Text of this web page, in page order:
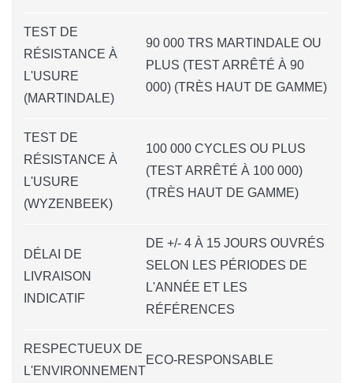
TEST DE
RÉSISTANCE À
L'USURE
(MARTINDALE)
90 000 TRS MARTINDALE OU
PLUS (TEST ARRÊTÉ À 90
000) (TRÈS HAUT DE GAMME)
TEST DE
RÉSISTANCE À
L'USURE
(WYZENBEEK)
100 000 CYCLES OU PLUS
(TEST ARRÊTÉ À 100 000)
(TRÈS HAUT DE GAMME)
DÉLAI DE
LIVRAISON
INDICATIF
DE +/- 4 À 15 JOURS OUVRÉS
SELON LES PÉRIODES DE
L'ANNÉE ET LES
RÉFÉRENCES
RESPECTUEUX DE
L'ENVIRONNEMENT
ECO-RESPONSABLE